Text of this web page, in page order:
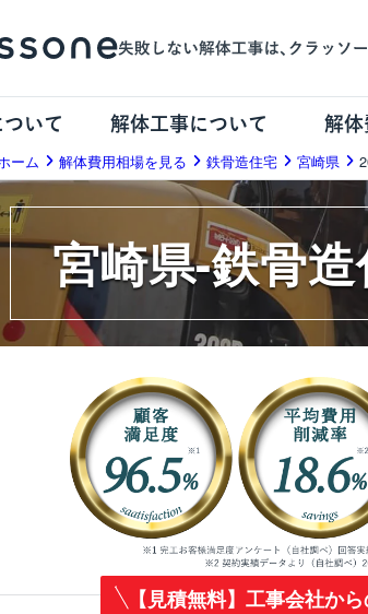
いて 解体工事について 解体
ーム 解体費用相場を見る 鉄骨造住宅 宮崎県
宮崎県-鉄骨
【見積無料】工事会社か